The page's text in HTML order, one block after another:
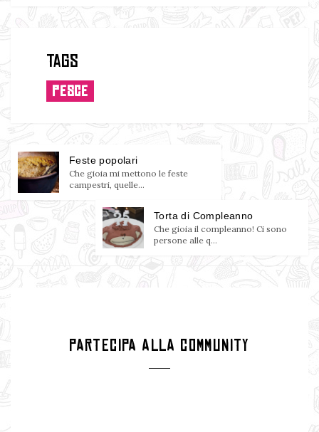
Tags
PESCE
Feste popolari
Che gioia mi mettono le feste
campestri, quelle...
Torta di Compleanno
Che gioia il compleanno! Ci sono
persone alle q...
PARTECIPA ALLA COMMUNITY